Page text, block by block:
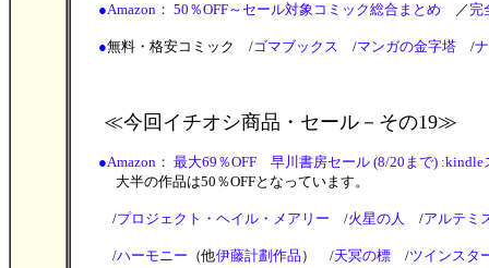
●Amazon： 50％OFF～セール対象コミック総合まとめ ／完
●無料・格安コミック /ゴマブックス /マンガの金字塔 /
≪今回イチオシ商品・セール －その19≫
●Amazon： 最大69％OFF 早川書房セール (8/20まで) :kindle
大半の作品は50％OFFとなっています。
/プロジェクト・ヘイル・メアリー /火星の人 /アルテミ
/ハーモニー （他伊藤計劃作品 ） /天冥の標 /ツインスタ